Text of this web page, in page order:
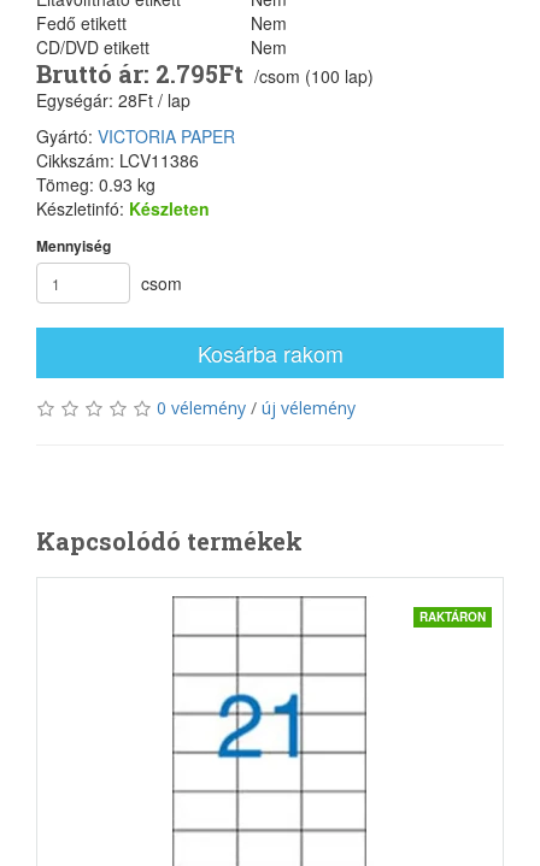
Fedő etikett
Nem
CD/DVD etikett
Nem
Bruttó ár: 2.795Ft /csom (100 lap)
Egységár: 28Ft / lap
Gyártó: VICTORIA PAPER
Cikkszám: LCV11386
Tömeg: 0.93 kg
Készletinfó: Készleten
Mennyiség
csom
Kosárba rakom
0 vélemény / új vélemény
Kapcsolódó termékek
RAKTÁRON